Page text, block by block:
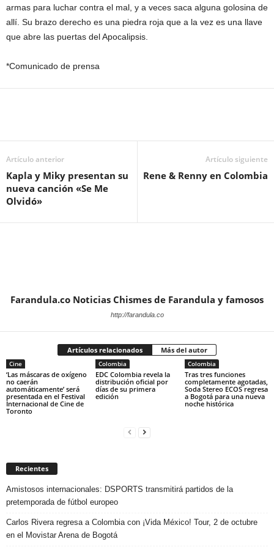
armas para luchar contra el mal, y a veces saca alguna golosina de
allí. Su brazo derecho es una piedra roja que a la vez es una llave
que abre las puertas del Apocalipsis.
*Comunicado de prensa
Artículo anterior
Kapla y Miky presentan su
nueva canción «Se Me
Olvidó»
Artículo siguiente
Rene & Renny en Colombia
Farandula.co Noticias Chismes de Farandula y famosos
http://farandula.co
Artículos relacionados Más del autor
Cine
‘Las máscaras de oxígeno
no caerán
automáticamente’ será
presentada en el Festival
Internacional de Cine de
Toronto
Colombia
EDC Colombia revela la
distribución oficial por
días de su primera
edición
Colombia
Tras tres funciones
completamente agotadas,
Soda Stereo ECOS regresa
a Bogotá para una nueva
noche histórica
Recientes
Amistosos internacionales: DSPORTS transmitirá partidos de la
pretemporada de fútbol europeo
Carlos Rivera regresa a Colombia con ¡Vida México! Tour, 2 de octubre
en el Movistar Arena de Bogotá